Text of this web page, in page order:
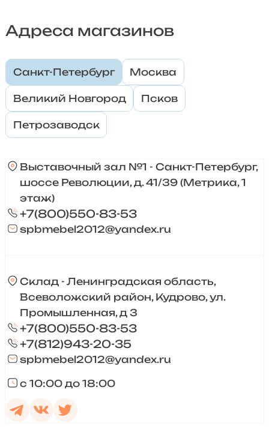
Адреса магазинов
Санкт-Петербург Москва
Великий Новгород Псков
Петрозаводск
Выставочный зал №1 - Санкт-Петербург,
шоссе Революции, д. 41/39 (Метрика, 1
этаж)
+7(800)550-83-53
spbmebel2012@yandex.ru
Склад - Ленинградская область,
Всеволожский район, Кудрово, ул.
Промышленная, д 3
+7(800)550-83-53
+7(812)943-20-35
spbmebel2012@yandex.ru
с 10:00 до 18:00